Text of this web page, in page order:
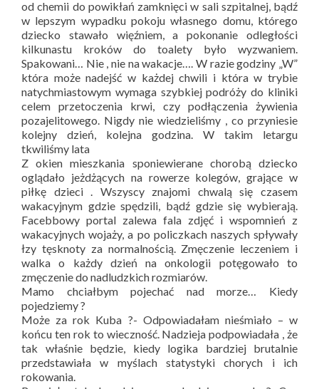
od chemii do powikłań zamknięci w sali szpitalnej, bądź
w lepszym wypadku pokoju własnego domu, którego
dziecko stawało więźniem, a pokonanie odległości
kilkunastu kroków do toalety było wyzwaniem.
Spakowani… Nie , nie na wakacje…. W razie godziny „W”
która może nadejść w każdej chwili i która w trybie
natychmiastowym wymaga szybkiej podróży do kliniki
celem przetoczenia krwi, czy podłączenia żywienia
pozajelitowego. Nigdy nie wiedzieliśmy , co przyniesie
kolejny dzień, kolejna godzina. W takim letargu
tkwiliśmy lata
Z okien mieszkania sponiewierane chorobą dziecko
oglądało jeżdżących na rowerze kolegów, grające w
piłkę dzieci . Wszyscy znajomi chwalą się czasem
wakacyjnym gdzie spędzili, bądź gdzie się wybierają.
Facebbowy portal zalewa fala zdjęć i wspomnień z
wakacyjnych wojaży, a po policzkach naszych spływały
łzy tęsknoty za normalnością. Zmęczenie leczeniem i
walka o każdy dzień na onkologii potęgowało to
zmęczenie do nadludzkich rozmiarów.
Mamo chciałbym pojechać nad morze… Kiedy
pojedziemy ?
Może za rok Kuba ?- Odpowiadałam nieśmiało – w
końcu ten rok to wieczność. Nadzieja podpowiadała , że
tak właśnie będzie, kiedy logika bardziej brutalnie
przedstawiała w myślach statystyki chorych i ich
rokowania.